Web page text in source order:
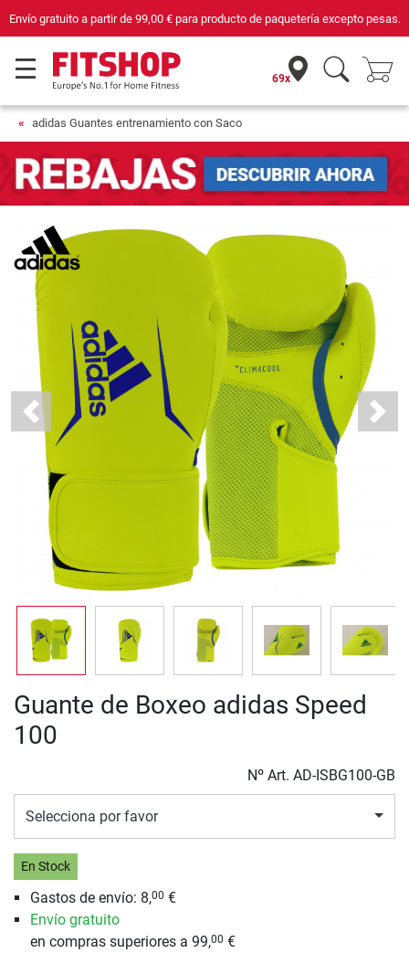
Envío gratuito a partir de99,00 €para producto de paquetería excepto pesas.
69x
adidas Guantes entrenamiento con Saco
Previous Next
Guante de Boxeo adidas Speed
100
Nº Art. AD-ISBG100-GB
Selecciona por favor
En Stock
Gastos de envío: 8,00 €
Envío gratuito
en compras superiores a 99,00 €